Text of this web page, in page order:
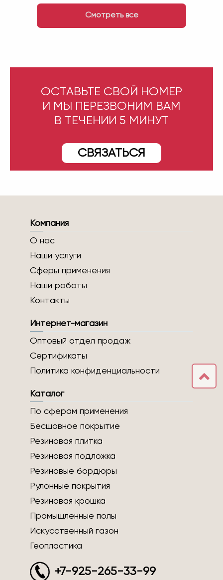
Смотреть все
ОСТАВЬТЕ СВОЙ НОМЕР
И МЫ ПЕРЕЗВОНИМ ВАМ
В ТЕЧЕНИИ 5 МИНУТ
СВЯЗАТЬСЯ
Компания
О нас
Наши услуги
Сферы применения
Наши работы
Контакты
Интернет-магазин
Оптовый отдел продаж
Сертификаты
Политика конфиденциальности
Каталог
По сферам применения
Бесшовное покрытие
Резиновая плитка
Резиновая подложка
Резиновые бордюры
Рулонные покрытия
Резиновая крошка
Промышленные полы
Искусственный газон
Геопластика
+7-925-265-33-99